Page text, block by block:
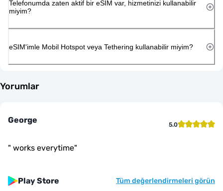
Telefonumda zaten aktif bir eSIM var, hizmetinizi kullanabilir
miyim?
eSIM'imle Mobil Hotspot veya Tethering kullanabilir miyim?
Yorumlar
George 5.0
" works everytime"
Play Store Tüm değerlendirmeleri görün